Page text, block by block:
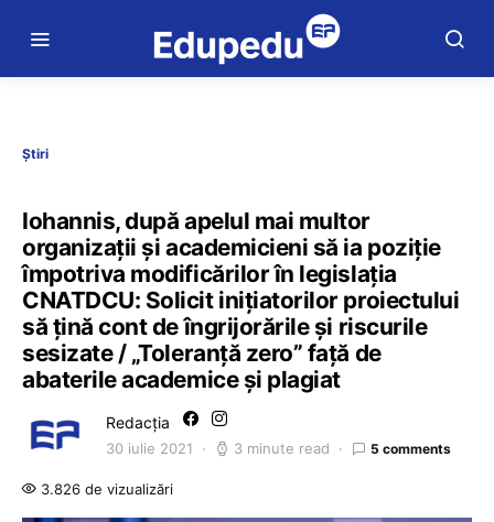
Știri
Iohannis, după apelul mai multor
organizații și academicieni să ia poziție
împotriva modificărilor în legislația
CNATDCU: Solicit inițiatorilor proiectului
să țină cont de îngrijorările și riscurile
sesizate / „Toleranță zero” față de
abaterile academice și plagiat
Redacția
30 iulie 2021 3 minute read 5 comments
3.826 de vizualizări